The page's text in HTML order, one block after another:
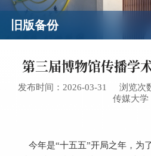
旧版备份
第三届博物馆传播学
发布时间：2026-03-31 浏览次
传媒大学
今年是“十五五”开局之年，为